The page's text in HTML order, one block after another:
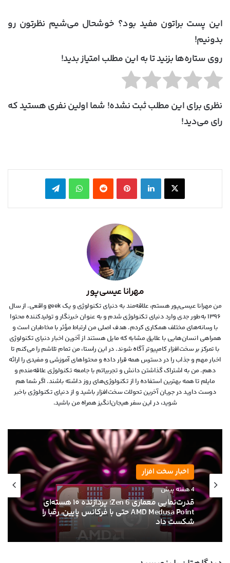
این پست براتون مفید بود؟ خوشحال می‌شیم نظرتون رو
بدونیم!
روی ستاره‌ها بزنید تا به این مطلب امتیاز بدید!
نظری برای این مطلب ثبت نشده! شما اولین نفری هستید که
رای می‌دید!
X لینکدین ‫پین‌ترست‫رددیت واتس آپ تلگرام
مهرانا عیسی‌پور
من مهرانا عیسی‌پور هستم، علاقه‌مند به دنیای تکنولوژی و یک geek واقعی. از سال
۱۳۹۶ به‌طور جدی وارد دنیای تکنولوژی شدم و به عنوان خبرنگار و تولیدکننده محتوا
با رسانه‌های مختلف همکاری کردم. هدف اصلی من ارتباط مؤثر با مخاطبان است و
همراهی انسان‌هایی با علایق مشابه که مایل هستند از آخرین اخبار دنیای تکنولوژی
با تمرکز بر سخت‌افزار کامپیوتر آگاه شوند. در این راستا، من تمام تلاشم را می‌کنم تا
اخبار مهم و جذاب را در دسترس همه قرار داده و محتواهای آموزشی و مفیدی را ارائه
دهم. من به اشتراک گذاشتن دانش و تجربیاتم با جامعه تکنولوژی علاقه‌مندم و
مایلم تا همه بهترین استفاده را از تکنولوژی‌های روز داشته باشند. اگر شما هم
دوست دارید در جریان آخرین تحولات سخت‌افزار باشید و از دنیای تکنولوژی‌ باخبر
شوید، در این سفر هیجان‌انگیز همراه من باشید.
اخبار سخت افزار
4 هفته پیش
قدرت‌نمایی معماری Zen 6؛ پردازنده ۱۰ هسته‌ای
AMD Medusa Point حتی با فرکانس پایین، رقبا را
شکست داد